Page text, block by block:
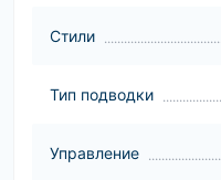
Стили
Тип подводки
Управление